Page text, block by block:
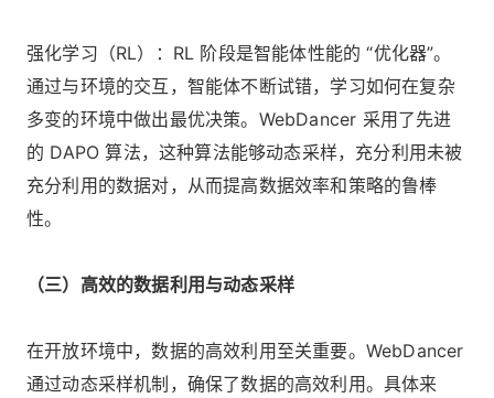
强化学习（RL）：RL 阶段是智能体性能的 “优化器”。
通过与环境的交互，智能体不断试错，学习如何在复杂
多变的环境中做出最优决策。WebDancer 采用了先进
的 DAPO 算法，这种算法能够动态采样，充分利用未被
充分利用的数据对，从而提高数据效率和策略的鲁棒
性。
（三）高效的数据利用与动态采样
在开放环境中，数据的高效利用至关重要。WebDancer
通过动态采样机制，确保了数据的高效利用。具体来